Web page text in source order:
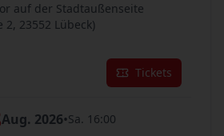
auf der Stadtaußenseite
23552 Lübeck)
Tickets
Aug. 2026•Sa. 16:00